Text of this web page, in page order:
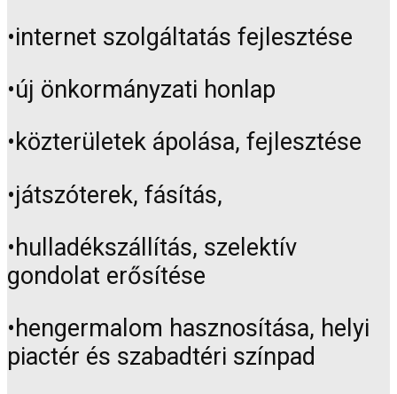
•internet szolgáltatás fejlesztése
•új önkormányzati honlap
•közterületek ápolása, fejlesztése
•játszóterek, fásítás,
•hulladékszállítás, szelektív
gondolat erősítése
•hengermalom hasznosítása, helyi
piactér és szabadtéri színpad